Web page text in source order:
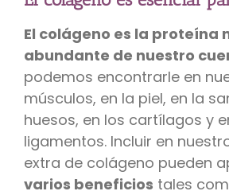
El colágeno es la proteína
abundante de nuestro
podemos encontrarle en
músculos, en la piel, en la
huesos, en los cartílagos y
ligamentos. Incluir en
extra de colágeno pueden
varios beneficios tales